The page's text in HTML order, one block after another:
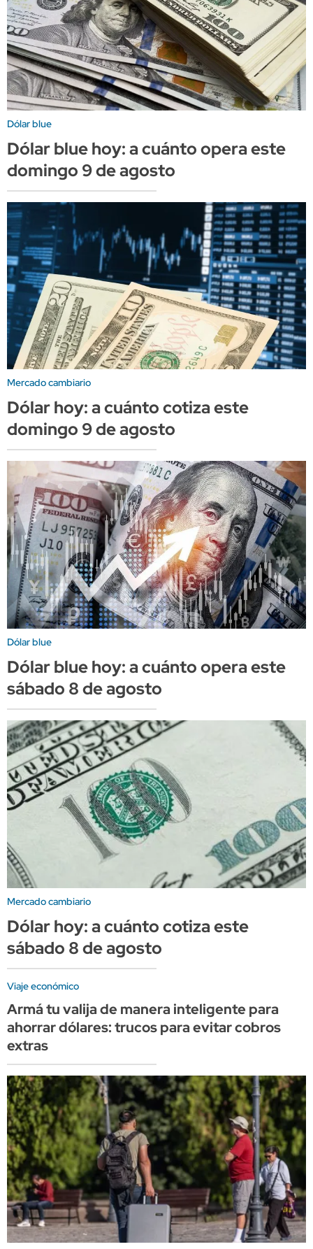
Dólar blue
Dólar blue hoy: a cuánto opera este
domingo 9 de agosto
Mercado cambiario
Dólar hoy: a cuánto cotiza este
domingo 9 de agosto
Dólar blue
Dólar blue hoy: a cuánto opera este
sábado 8 de agosto
Mercado cambiario
Dólar hoy: a cuánto cotiza este
sábado 8 de agosto
Viaje económico
Armá tu valija de manera inteligente para
ahorrar dólares: trucos para evitar cobros
extras